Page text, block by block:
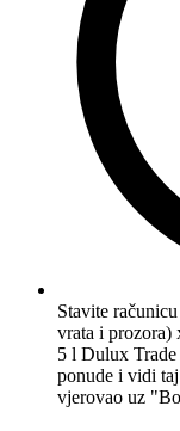
Stavite
vrata i prozora)
5 l Dulux
ponude i vidi
vjerovao uz